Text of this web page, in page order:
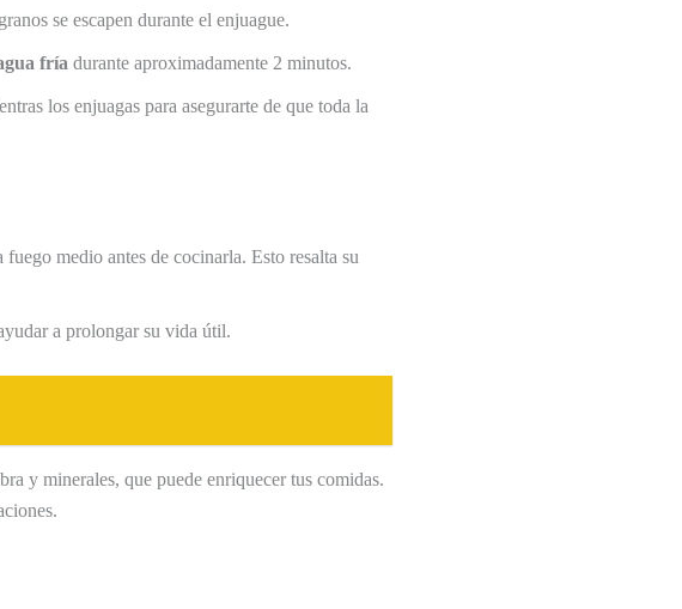
se escapen durante el enjuague.
fría durante aproximadamente 2 minutos.
los enjuagas para asegurarte de que toda la
medio antes de cocinarla. Esto resalta su
a prolongar su vida útil.
y minerales, que puede enriquecer tus comidas.